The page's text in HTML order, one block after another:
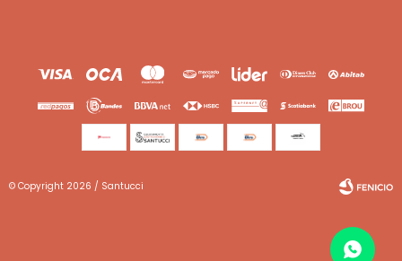
© Copyright 2026 / Santucci